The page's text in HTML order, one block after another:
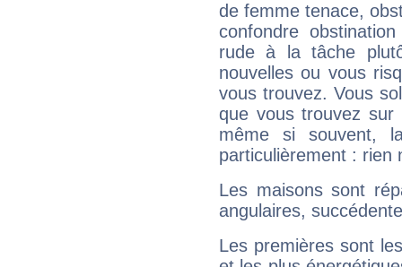
de femme tenace,
confondre
rude à la tâche
nouvelles ou vous
vous trouvez. Vous
que vous trouvez
même si souvent,
particulièrement : rien
Les maisons sont
angulaires,
Les premières sont